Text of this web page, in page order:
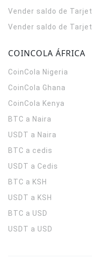
Vender saldo de
Vender saldo de
COINCOLA ÁFRICA
CoinCola Nigeria
CoinCola Ghana
CoinCola Kenya
BTC a Naira
USDT a Naira
BTC a cedis
USDT a Cedis
BTC a KSH
USDT a KSH
BTC a USD
USDT a USD